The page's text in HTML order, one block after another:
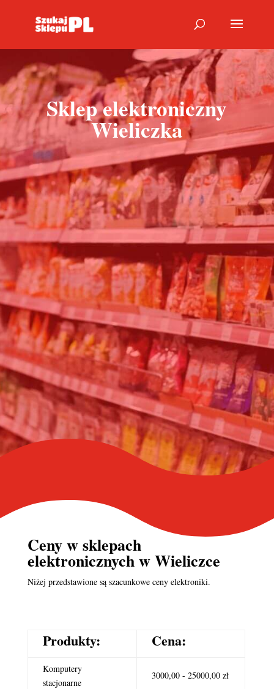
Sklep elektroniczny
Wieliczka
Ceny wsklepach
elektronicznychw Wieliczce
Niżej przedstawione są szacunkowe ceny elektroniki.
Produkty: Cena:
Komputery
stacjonarne
3000,00 - 25000,00 zł